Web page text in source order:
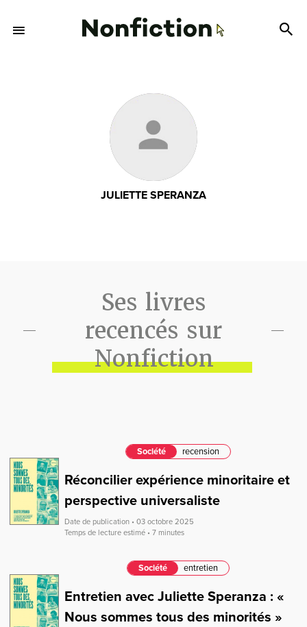
JULIETTE SPERANZA
Ses livres
recencés sur
Nonfiction
Société recension
Réconcilier expérience minoritaire et
perspective universaliste
Date de publication • 03 octobre 2025
Temps de lecture estimé • 7 minutes
Société entretien
Entretien avec Juliette Speranza : «
Nous sommes tous des minorités »